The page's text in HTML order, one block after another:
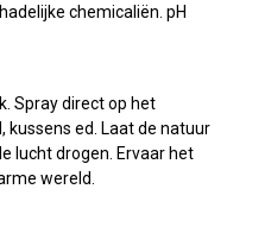
chemicaliën. pH
Spray direct op het
kussens ed. Laat de natuur
lucht drogen. Ervaar het
wereld.